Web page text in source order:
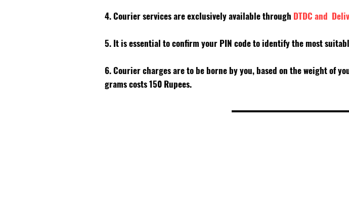
4. Courier services are exclusively available through DTDC and
5. It is essential to confirm your PIN code to identify the most
6. Courier charges are to be borne by you, based on the weight of
grams costs 150 Rupees.